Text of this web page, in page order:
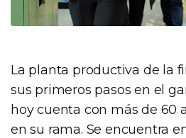
La planta productiva de la
sus primeros pasos en el
hoy cuenta con más de 60
en su rama. Se encuentra